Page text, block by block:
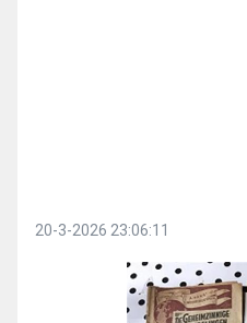
20-3-2026 23:06:11